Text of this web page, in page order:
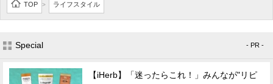
TOP > ライフスタイル
Special - PR -
【iHerb】「迷ったらこれ！」みんなが"リピ